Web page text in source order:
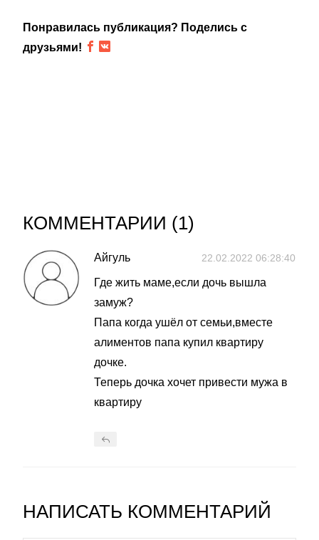
Понравилась публикация? Поделись с
друзьями!
КОММЕНТАРИИ (1)
Айгуль 22.02.2022 06:28:40
Где жить маме,если дочь вышла
замуж?
Папа когда ушёл от семьи,вместе
алиментов папа купил квартиру
дочке.
Теперь дочка хочет привести мужа в
квартиру
НАПИСАТЬ КОММЕНТАРИЙ